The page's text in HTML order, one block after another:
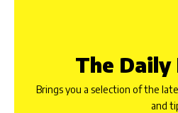
The
Brings you a selection of the
and